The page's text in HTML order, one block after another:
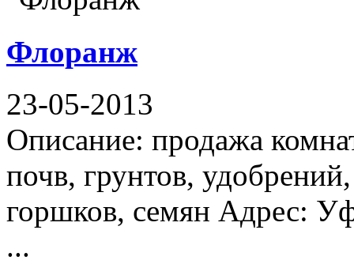
Флоранж
23-05-2013
Описание: продажа
почв, грунтов,
горшков, семян Адрес:
...